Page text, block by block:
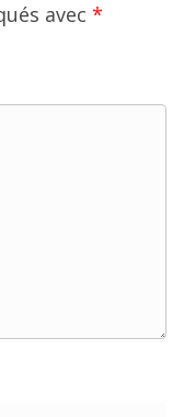
avec *